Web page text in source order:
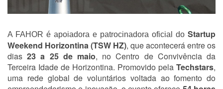
A FAHOR é apoiadora e patrocinadora oficial do Startup
Weekend Horizontina (TSW HZ), que acontecerá entre os
dias23a 25 de maio, no Centro de Convivência da
Terceira Idade de Horizontina. Promovido pela Techstars,
uma rede global de voluntários voltada ao fomento do